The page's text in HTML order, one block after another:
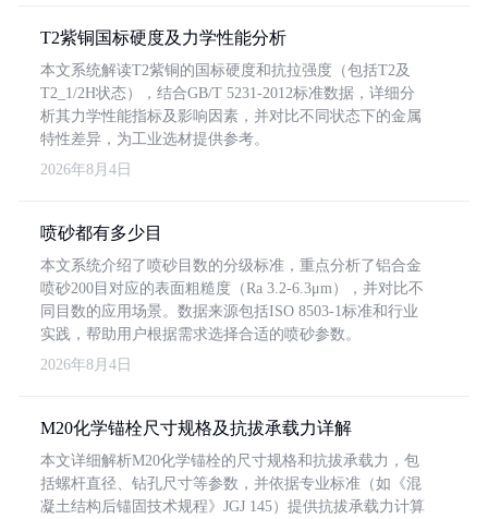
T2紫铜国标硬度及力学性能分析
本文系统解读T2紫铜的国标硬度和抗拉强度（包括T2及
T2_1/2H状态），结合GB/T 5231-2012标准数据，详细分
析其力学性能指标及影响因素，并对比不同状态下的金属
特性差异，为工业选材提供参考。
2026年8月4日
喷砂都有多少目
本文系统介绍了喷砂目数的分级标准，重点分析了铝合金
喷砂200目对应的表面粗糙度（Ra 3.2-6.3μm），并对比不
同目数的应用场景。数据来源包括ISO 8503-1标准和行业
实践，帮助用户根据需求选择合适的喷砂参数。
2026年8月4日
M20化学锚栓尺寸规格及抗拔承载力详解
本文详细解析M20化学锚栓的尺寸规格和抗拔承载力，包
括螺杆直径、钻孔尺寸等参数，并依据专业标准（如《混
凝土结构后锚固技术规程》JGJ 145）提供抗拔承载力计算